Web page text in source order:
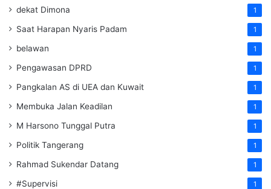
dekat Dimona 1
Saat Harapan Nyaris Padam 1
belawan 1
Pengawasan DPRD 1
Pangkalan AS di UEA dan Kuwait 1
Membuka Jalan Keadilan 1
M Harsono Tunggal Putra 1
Politik Tangerang 1
Rahmad Sukendar Datang 1
#Supervisi 1